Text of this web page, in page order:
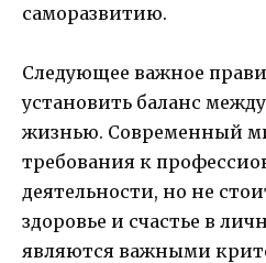
саморазвитию.
Следующее важное
установить баланс
жизнью. Современный
требования к
деятельности, но не
здоровье и счастье в
являются важными